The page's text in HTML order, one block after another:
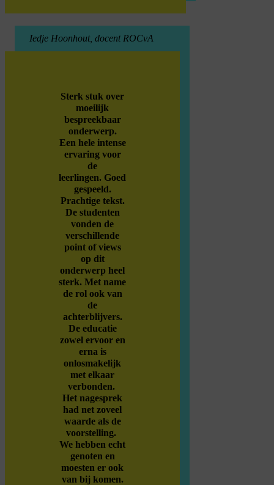
Iedje Hoonhout, docent ROCvA
Sterk stuk over
moeilijk
bespreekbaar
onderwerp.
Een hele intense
ervaring voor
de
leerlingen. Goed
gespeeld.
Prachtige tekst.
De studenten
vonden de
verschillende
point of views
op dit
onderwerp heel
sterk. Met name
de rol ook van
de
achterblijvers.
De educatie
zowel ervoor en
erna is
onlosmakelijk
met elkaar
verbonden.
Het nagesprek
had net zoveel
waarde als de
voorstelling.
We hebben echt
genoten en
moesten er ook
van bij komen.